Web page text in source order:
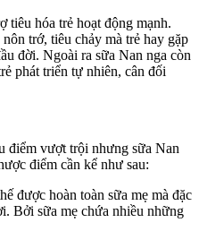
tiêu hóa trẻ hoạt động mạnh.
trớ, tiêu chảy mà trẻ hay gặp
đời. Ngoài ra sữa Nan nga còn
phát triển tự nhiên, cân đối
điểm vượt trội nhưng sữa Nan
điểm cần kể như sau:
được hoàn toàn sữa mẹ mà đặc
Bởi sữa mẹ chứa nhiều những